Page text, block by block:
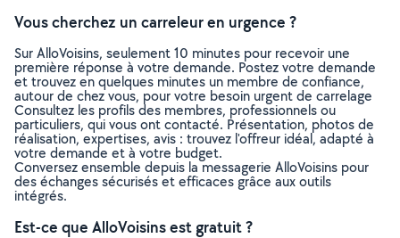
Vous cherchez un carreleur en urgence ?
Sur AlloVoisins, seulement 10 minutes pour recevoir une
première réponse à votre demande. Postez votre demande
et trouvez en quelques minutes un membre de confiance,
autour de chez vous, pour votre besoin urgent de carrelage
Consultez les profils des membres, professionnels ou
particuliers, qui vous ont contacté. Présentation, photos de
réalisation, expertises, avis : trouvez l'offreur idéal, adapté à
votre demande et à votre budget.
Conversez ensemble depuis la messagerie AlloVoisins pour
des échanges sécurisés et efficaces grâce aux outils
intégrés.
Est-ce que AlloVoisins est gratuit ?